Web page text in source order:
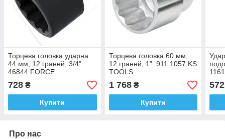
Торцева головка ударна
44 мм, 12 граней, 3/4".
46844 FORCE
728 ₴
Купити
Торцева головка 60 мм,
12 граней, 1". 911.1057 KS
TOOLS
1 768₴
Купити
572
Про нас